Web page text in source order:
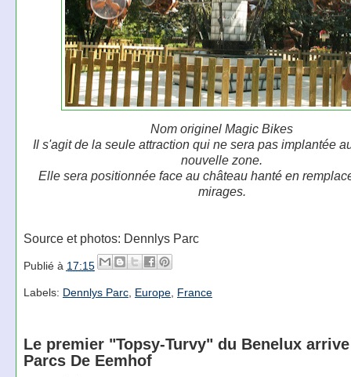
Nom originel Magic Bikes
Il s'agit de la seule attraction qui ne sera pas implantée
nouvelle zone.
Elle sera positionnée face au château hanté en
mirages.
Source et photos: Dennlys Parc
Publié à 17:15
Labels: Dennlys Parc, Europe, France
Le premier "Topsy-Turvy" du Benelux
Parcs De Eemhof